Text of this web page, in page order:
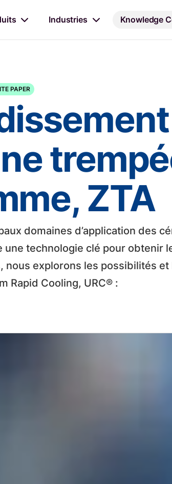
Industries Knowledge
PAPER
ZTA
domaines d’application des
une technologie clé pour obtenir
nous explorons les possibilités
Rapid Cooling, URC® :